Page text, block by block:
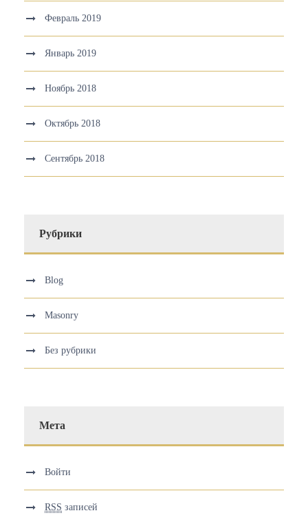
Февраль 2019
Январь 2019
Ноябрь 2018
Октябрь 2018
Сентябрь 2018
Рубрики
Blog
Masonry
Без рубрики
Мета
Войти
RSS записей